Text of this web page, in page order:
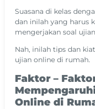
Suasana di kelas
dan inilah yang harus
mengerjakan soal
Nah, inilah tips dan
ujian online di rumah.
Faktor –
Online di